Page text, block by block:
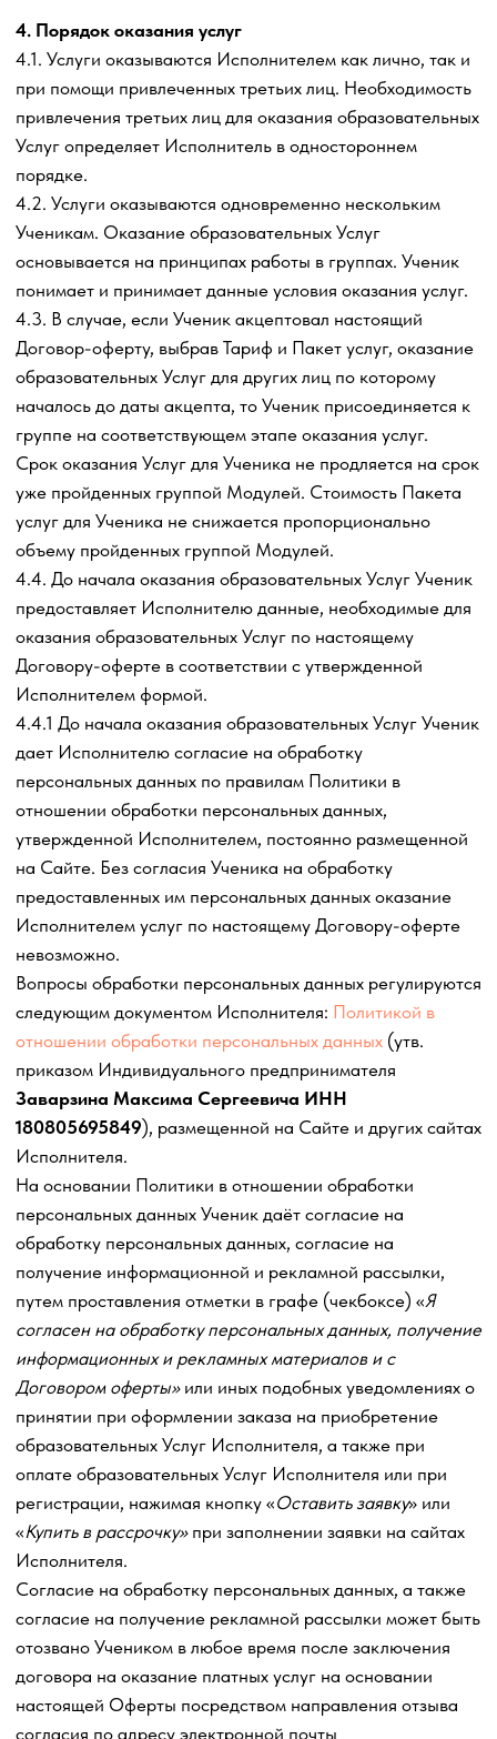
также посредством направления Ученику графика
проведения занятии по электронной почте Ученика и/
или в мессенджере Telegram «Телеграмм». Исполнитель
вправе изменить график проведения занятий,
заблаговременно предупредив об этом Ученика не
позднее чем за 2 часа до изменений. В случае
невозможности посетить очное занятие онлайн Ученик
вправе получить видео запись такого проведенного
занятия.
5. Права и обязанности Сторон
5.1.Ученик вправе:
выбранного и оплаченного Учеником Пакета услуг в
соответствии с условиями настоящего Договора-
оферты.
Принимать решения относительно необходимости
совершения тех или иных действий Учеником,
рекомендуемых Исполнителем в рамках оказания
оферте.
5.1.2. В процессе получения образовательныхУслуг
переходить с приобретенного Пакета услуг на другой
Пакет услуг при условии внесения доплаты в
соответствии с условиями, указанными на Сайте.
5.1.3. После окончания оказания образовательных Услуг
в рамках приобретенного Пакета услуг продлить
обучение и сопровождение Исполнителем Ученика за
дополнительную плату согласно условиям, описанным в
соответствующем разделе Сайта.
5.2. Ученик не вправе:
5.2.1. Обходить технические ограничения,
установленные на Платформах, используемых
Исполнителем для оказания образовательныхУслуг по
настоящему Договору-оферте.
5.2.2. Изучать технологию, декомпилировать или
дизассемблировать любой из Сайтов Исполнителя,
интеллектуальную собственность, любые материалы,
входящие в состав оказываемых по настоящему
Договору-оферты образовательных Услуг.
5.2.3. Переводиться из одной группы в другую в
процессе оказания Исполнителем услуг по настоящему
Договору-оферте. Любым другим способом изменять
сроки оказания услуг после начала оказания услуг.
5.2.4. Создавать копии Сайта, интеллектуальной
собственности, любых материалов, входящих в состав
оказываемых по настоящему Договору-оферте
Услуг, а также копировать их внешнее
оформление (дизайн), создавать копии изображений на
экране ПК при просмотре видео-материалов, вебинара
и пр.
5.2.5. Изменять сайты, совершать действия,
направленные на изменение функционирования и
работоспособности Сайта.
5.2.6. Предоставлять доступ к интеллектуальной
собственности Исполнителя, личному кабинету
Платформы и любым материалам, предоставляемым
Исполнителем в процессе оказания образовательных
Услуг по настоящему Договору-оферте третьему лицу в
отсутствие прямого письменного согласия на такой
доступ со стороны Исполнителя.
образовательные продукты, распространять,
передавать третьим лицам или иным образом
использовать частично или полностью материалы и
содержание Сайта и Пакета услуг.
5.2.8. Продавать, уступать право требования к
Исполнителю без согласия Исполнителя.
5.3. Ученик обязан:
5.3.1. Оплатить оказываемые по настоящему Договору-
оферте образовательные Услуги в соответствии с
условиями настоящего Договора-оферты.
Ученик обязан лично проходить обучение по
Образовательной программе.
В случае, если Слушатель и Заказчик не совпадают в
одном лице, в отношении Слушателя Договор
признается договором в пользу третьего лица в
соответствии со ст. 430 Гражданского кодекса
Российской Федерации. Оплата Услуг в указанном
случае должна производиться Заказчиком за
Слушателя.
5.3.2. Соблюдать бытовые правила техники
безопасности при выполнении Заданий, получаемых от